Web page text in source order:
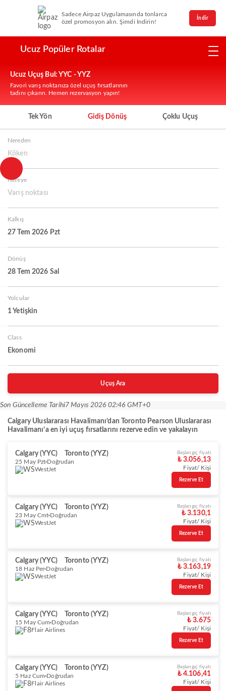
Sadece Airpaz Uygulamasında tonlarca
özel promosyon alın. Şimdi İndirin!
İndir
Ucuz Popüler Rotalar
Ucuz Uçuş Bul: YYC - YYZ
Favori varış noktanıza özel uçuş fırsatlarının
tadını çıkarın. Hemen rezervasyon yapın!
Tek Yön Gidiş Dönüş Çoklu Uçuş
Nereden
Köken
Nereye
Varış noktası
Kalkış
27 Tem 2026 Pzt
Dönüş
28 Tem 2026 Sal
Yolcular
1 Yetişkin
Class
Ekonomi
Uçuş Ara
Son Güncelleme Tarihi7 Mayıs 2026 02:46 GMT+0
Calgary Uluslararası Havalimanı’dan Toronto Pearson Uluslararası
Havalimanı’a en iyi uçuş fırsatlarını rezerve edin ve yakalayın
Calgary (YYC) Toronto (YYZ)
25 May Pzt Doğrudan
WestJet
Başlangıç fiyatı
₺ 3.056,13
Fiyat/ Kişi
Rezerve Et
Calgary (YYC) Toronto (YYZ)
23 May Cmt Doğrudan
WestJet
Başlangıç fiyatı
₺ 3.130,1
Fiyat/ Kişi
Rezerve Et
Calgary (YYC) Toronto (YYZ)
18 Haz Per Doğrudan
WestJet
Başlangıç fiyatı
₺ 3.163,19
Fiyat/ Kişi
Rezerve Et
Calgary (YYC) Toronto (YYZ)
15 May Cum Doğrudan
Flair Airlines
Başlangıç fiyatı
₺ 3.675
Fiyat/ Kişi
Rezerve Et
Calgary (YYC) Toronto (YYZ)
5 Haz Cum Doğrudan
Flair Airlines
Başlangıç fiyatı
₺ 4.106,41
Fiyat/ Kişi